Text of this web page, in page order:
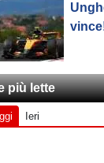
più lette
Ieri